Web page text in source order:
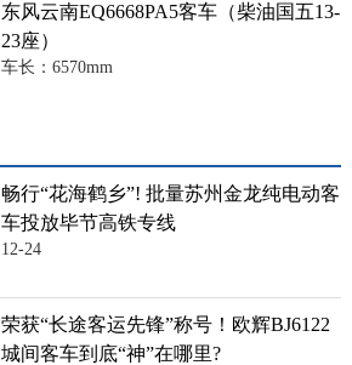
东风云南EQ6668PA5客车（柴油国五13-
23座）
车长：6570mm
畅行“花海鹤乡”! 批量苏州金龙纯电动客
车投放毕节高铁专线
12-24
荣获“长途客运先锋”称号！欧辉BJ6122
城间客车到底“神”在哪里?